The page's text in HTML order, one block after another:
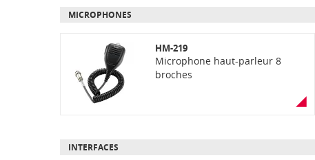
MICROPHONES
HM-219
Microphone haut-parleur 8
broches
INTERFACES